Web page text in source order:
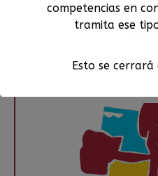
Vie, 5
Campo de
competencias en
tramita ese
Esto se cerrará